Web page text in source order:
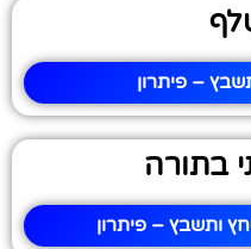
– פיתרון
בתורה
ותשבץ – פיתרון